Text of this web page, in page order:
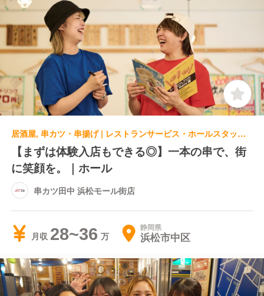
居酒屋, 串カツ・串揚げ | レストランサービス・ホールスタッフ | 串カツ田中 浜松モール街店
【まずは体験入店もできる◎】一本の串で、街
に笑顔を。｜ホール
串カツ田中 浜松モール街店
月収 28~36 静岡県
浜松市中区